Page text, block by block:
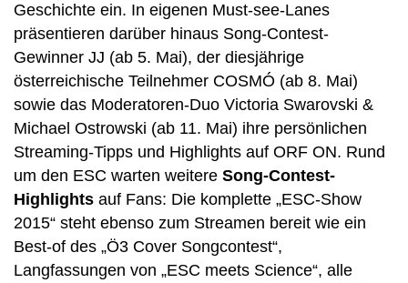
Geschichte ein. In eigenen Must-see-Lanes
präsentieren darüber hinaus Song-Contest-
Gewinner JJ (ab 5. Mai), der diesjährige
österreichische Teilnehmer COSMÓ (ab 8. Mai)
sowie das Moderatoren-Duo Victoria Swarovski &
Michael Ostrowski (ab 11. Mai) ihre persönlichen
Streaming-Tipps und Highlights auf ORF ON. Rund
um den ESC warten weitere Song-Contest-
Highlights auf Fans: Die komplette „ESC-Show
2015“ steht ebenso zum Streamen bereit wie ein
Best-of des „Ö3 Cover Songcontest“,
Langfassungen von „ESC meets Science“, alle